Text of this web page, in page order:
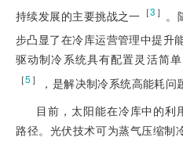
持续发展的主要挑战之一 ［3 ］ 。
步凸显了在冷库运营管理中提升
驱动制冷系统具有配置灵活简
［5 ］ ，是解决制冷系统高能耗
目前，太阳能在冷库中的
路径。光伏技术可为蒸气压缩制